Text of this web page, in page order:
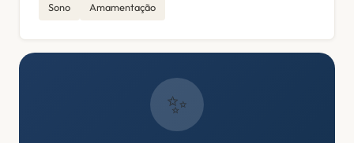
Sono Amamentação
✨